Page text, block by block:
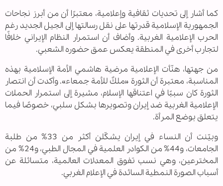
كما أشار إلى تحديات ثقافية وإعلامية، معتبرًا أن من أبرز نجاحات
الجمهورية الإسلامية قدرتها على نقل رسالتها إلى الجيل الجديد رغم
الحرب الإعلامية الغربية. وأضاف أن استمرار النظام الإيراني خلافًا
لتجارب أخرى في المنطقة يعكس عمق حضوره الشعبي.
من جهتها، هنّأت الإعلامية مرضية هاشمي الأمة الإسلامية بهذه
المناسبة، معتبرة أن الثورة «ملكٌ للأمة جمعاء». وأكدت أن انتصار
الثورة كان سببًا في اعتناقها الإسلام، مشيرة إلى استمرار الحملات
الإعلامية الغربية ضد إيران وتصويرها بشكل سلبي، خصوصًا فيما
يتعلق بوضع المرأة.
وبيّنت أن النساء في إيران يشكّلن أكثر من 33% من طلبة
الجامعات، و44% من الكوادر العلمية في المجال الطبي، و24% من
المخترعين، وهي نسب تفوق المعدلات العالمية، متسائلة عن
أسباب الصورة النمطية السائدة في الإعلام الغربي.